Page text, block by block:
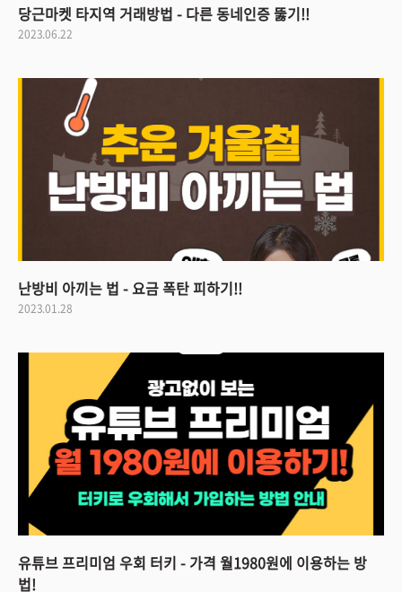
당근마켓 타지역 거래방법 - 다른 동네인증 뚫기!!
2023.06.22
난방비 아끼는 법 - 요금 폭탄 피하기!!
2023.01.28
유튜브 프리미엄 우회 터키 - 가격 월1980원에 이용하는 방
법!